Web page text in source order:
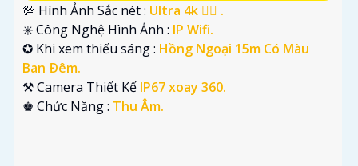
💯 Hình Ảnh Sắc nét : Ultra 4k 👍🏾 .
✳️ Công Nghệ Hình Ảnh : IP Wifi.
✪ Khi xem thiếu sáng : Hồng Ngoại 15m Có Màu
Ban Ðêm.
⚒ Camera Thiết Kế IP67 xoay 360.
️♚ Chức Năng : Thu Âm.